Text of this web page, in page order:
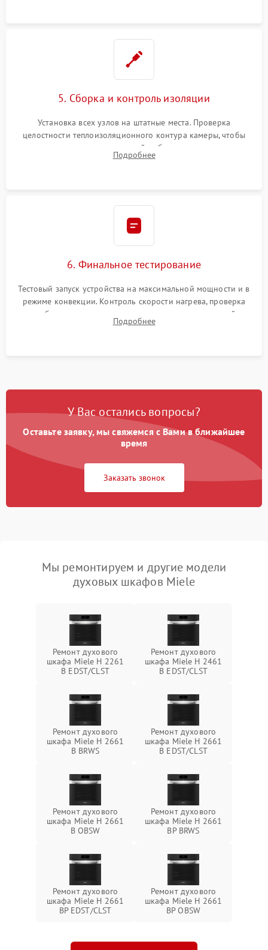
5. Сборка и контроль изоляции
Установка всех узлов на штатные места. Проверка
целостности теплоизоляционного контура камеры, чтобы
исключить перегрев кухонной мебели и потерю тепла.
Надежная фиксация клемм и сборка корпуса шкафа.
Подробнее
6. Финальное тестирование
Тестовый запуск устройства на максимальной мощности и в
режиме конвекции. Контроль скорости нагрева, проверка
срабатывания термостата при достижении заданной
температуры и тест на отсутствие утечек тока.
Подробнее
У Вас остались вопросы?
Оставьте заявку, мы свяжемся с Вами в ближайшее
время
Заказать звонок
Мы ремонтируем и другие модели
духовых шкафов Miele
Ремонт духового
шкафа Miele H 2261
B EDST/CLST
Ремонт духового
шкафа Miele H 2461
B EDST/CLST
Ремонт духового
шкафа Miele H 2661
B BRWS
Ремонт духового
шкафа Miele H 2661
B EDST/CLST
Ремонт духового
шкафа Miele H 2661
B OBSW
Ремонт духового
шкафа Miele H 2661
BP BRWS
Ремонт духового
шкафа Miele H 2661
BP EDST/CLST
Ремонт духового
шкафа Miele H 2661
BP OBSW